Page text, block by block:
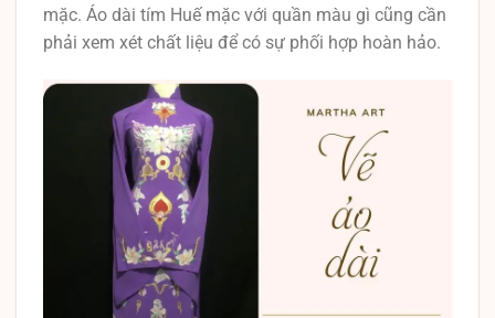
mặc. Áo dài tím Huế mặc với quần màu gì cũng cần
phải xem xét chất liệu để có sự phối hợp hoàn hảo.